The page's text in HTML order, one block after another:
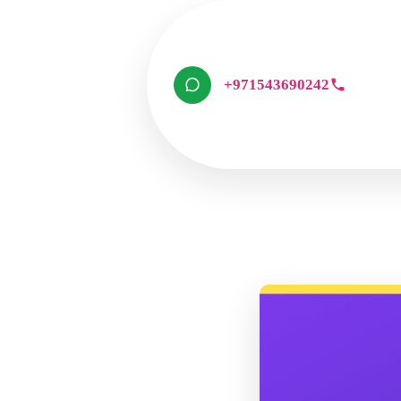
+971543690242